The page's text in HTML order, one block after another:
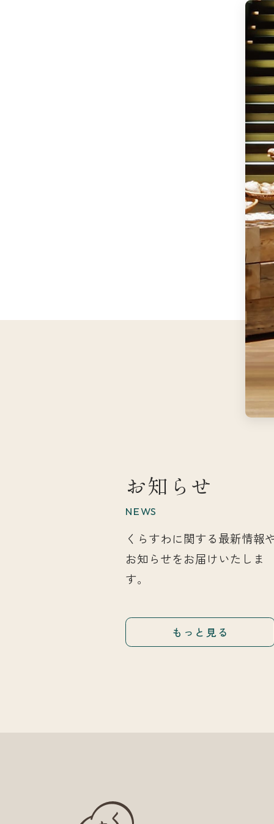
お知らせ
NEWS
くらすわに関する最新情報
お知らせをお届けいたしま
す。
もっと見る